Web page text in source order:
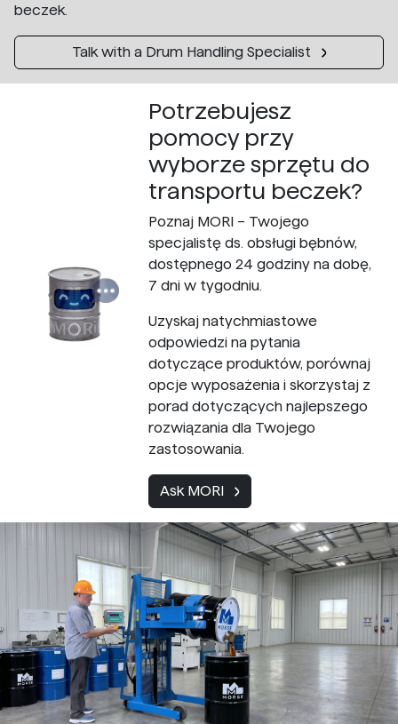
beczek.
Talk with a Drum Handling Specialist
Potrzebujesz
pomocy przy
wyborze sprzętu do
transportu beczek?
Poznaj MORI – Twojego
specjalistę ds. obsługi bębnów,
dostępnego 24 godziny na dobę,
7 dni w tygodniu.
Uzyskaj natychmiastowe
odpowiedzi na pytania
dotyczące produktów, porównaj
opcje wyposażenia i skorzystaj z
porad dotyczących najlepszego
rozwiązania dla Twojego
zastosowania.
Ask MORI